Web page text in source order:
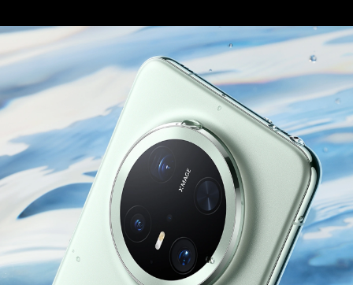
第二代昆仑玻璃
整机耐摔能力提升6
20倍